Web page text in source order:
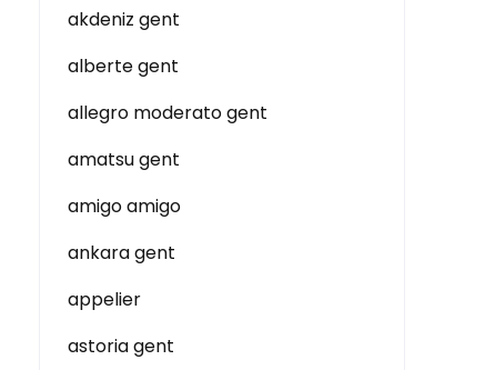
akdeniz gent
alberte gent
allegro moderato gent
amatsu gent
amigo amigo
ankara gent
appelier
astoria gent